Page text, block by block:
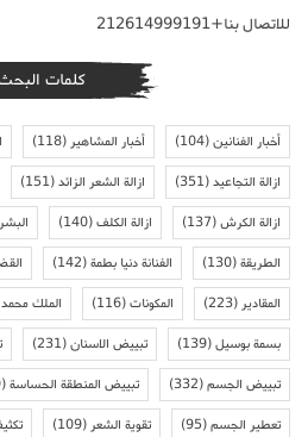
للاتصال بنا+212614999191
كلمات
أخبار الفنانين(104) أخبار المشاهير (118)
ازالة التجاعيد(351) ازالة الشعر الزائد(151)
ازالة الكرش(137) ازالة الكلف(140)
الطريقة(130) الفنانة دنيا بطمة(142)
المقادير (223) المكونات(116) الملك
بسمة بوسيل(139) تبييض الاسنان(231)
تبييض الجسم(332) تبييض المنطقة الحساسة(199)
تعطير الجسم(95) تقوية الشعر (109)